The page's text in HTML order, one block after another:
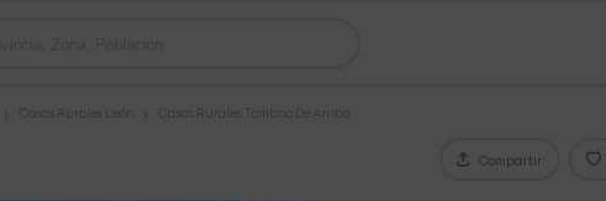
Casas Rurales León Casas Rurales Tombrio De Arriba
Compartir